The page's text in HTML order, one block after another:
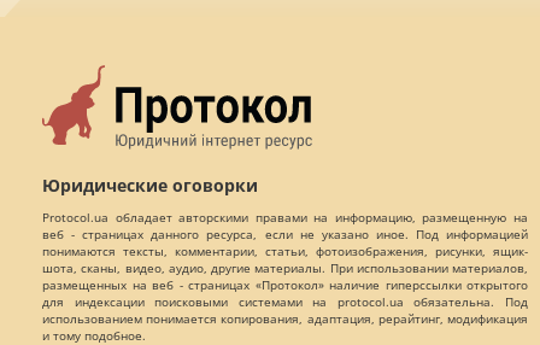
Юридические оговорки
Protocol.ua обладает авторскими правами на информацию, размещенную на
веб - страницах данного ресурса, если не указано иное. Под информацией
понимаются тексты, комментарии, статьи, фотоизображения, рисунки, ящик-
шота, сканы, видео, аудио, другие материалы. При использовании материалов,
размещенных на веб - страницах «Протокол» наличие гиперссылки открытого
для индексации поисковыми системами на protocol.ua обязательна. Под
использованием понимается копирования, адаптация, рерайтинг, модификация
и тому подобное.